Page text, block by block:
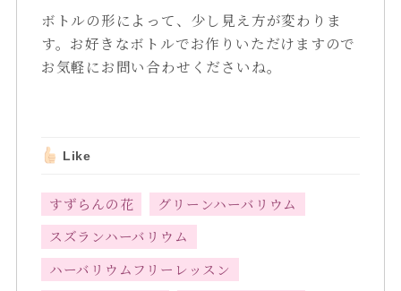
ボトルの形によって、少し見え方が変わりま
す。お好きなボトルでお作りいただけますので
お気軽にお問い合わせくださいね。
Like
すずらんの花
グリーンハーバリウム
スズランハーバリウム
ハーバリウムフリーレッスン